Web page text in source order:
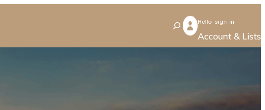
S
e
Hello sign in
Account & Lists